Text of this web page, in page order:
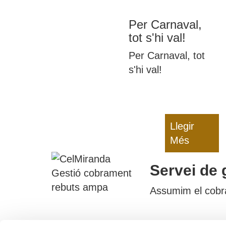
Per Carnaval,
tot s'hi val!
Per Carnaval, tot
s'hi val!
Llegir
Més
Servei de
Assumim el